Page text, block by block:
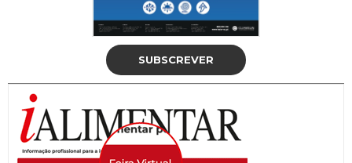
SUBSCREVER